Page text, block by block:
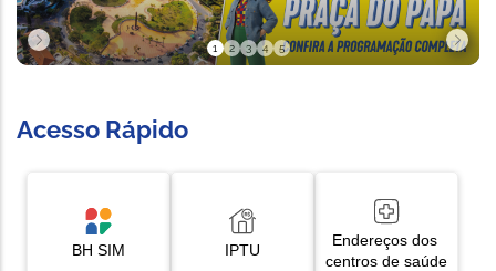
1 2 3 4 5
Acesso Rápido
BH SIM IPTU
Endereços dos
centros de saúde